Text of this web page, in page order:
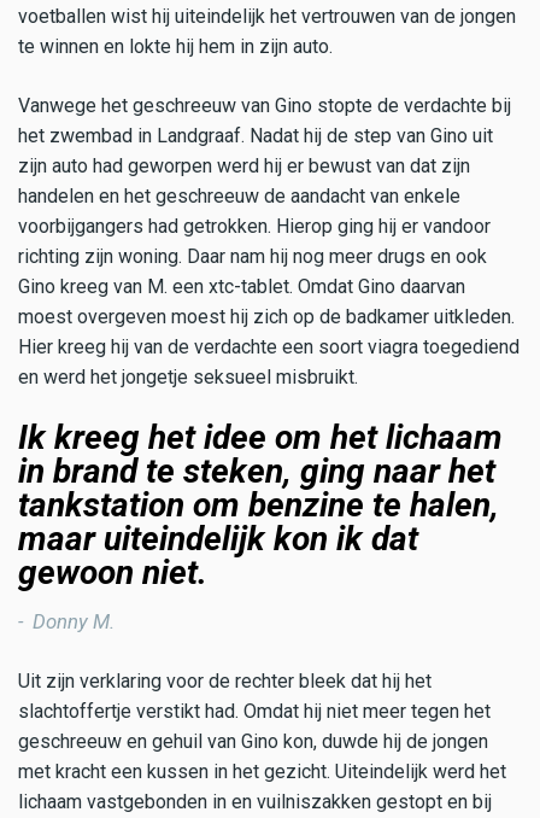
voetballen wist hij uiteindelijk het vertrouwen van de jongen
te winnen en lokte hij hem in zijn auto.
Vanwege het geschreeuw van Gino stopte de verdachte bij
het zwembad in Landgraaf. Nadat hij de step van Gino uit
zijn auto had geworpen werd hij er bewust van dat zijn
handelen en het geschreeuw de aandacht van enkele
voorbijgangers had getrokken. Hierop ging hij er vandoor
richting zijn woning. Daar nam hij nog meer drugs en ook
Gino kreeg van M. een xtc-tablet. Omdat Gino daarvan
moest overgeven moest hij zich op de badkamer uitkleden.
Hier kreeg hij van de verdachte een soort viagra toegediend
en werd het jongetje seksueel misbruikt.
Ik kreeg het idee om het lichaam
in brand te steken, ging naar het
tankstation om benzine te halen,
maar uiteindelijk kon ik dat
gewoon niet.
Donny M.
Uit zijn verklaring voor de rechter bleek dat hij het
slachtoffertje verstikt had. Omdat hij niet meer tegen het
geschreeuw en gehuil van Gino kon, duwde hij de jongen
met kracht een kussen in het gezicht. Uiteindelijk werd het
lichaam vastgebonden in en vuilniszakken gestopt en bij